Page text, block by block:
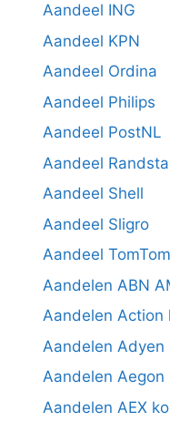
Aandeel ING
Aandeel KPN
Aandeel Ordina
Aandeel Philips
Aandeel PostNL
Aandeel
Aandeel Shell
Aandeel Sligro
Aandeel TomTom
Aandelen ABN
Aandelen Action
Aandelen Adyen
Aandelen Aegon
Aandelen AEX